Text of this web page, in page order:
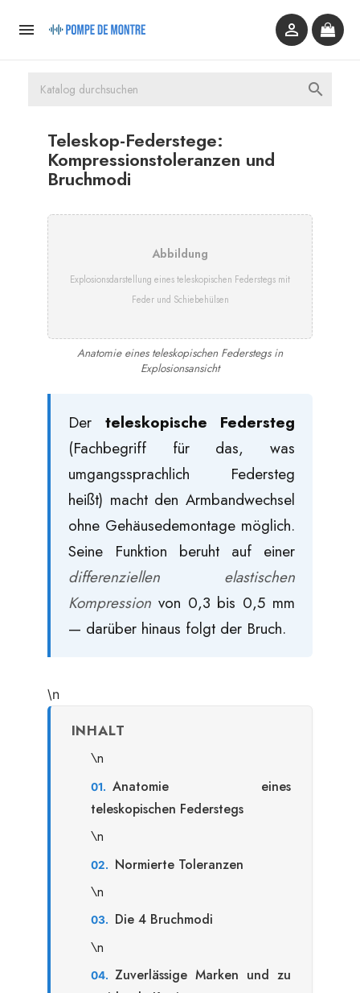
 

Teleskop-Federstege:
Kompressionstoleranzen und
Bruchmodi
Abbildung
Explosionsdarstellung eines teleskopischen Federstegs mit
Feder und Schiebehülsen
Anatomie eines teleskopischen Federstegs in
Explosionsansicht
Der teleskopische Federsteg
(Fachbegriff für das, was
umgangssprachlich Federsteg
heißt) macht den Armbandwechsel
ohne Gehäusedemontage möglich.
Seine Funktion beruht auf einer
differenziellen elastischen
Kompression von 0,3 bis 0,5 mm
— darüber hinaus folgt der Bruch.
\n
INHALT
\n
Anatomie eines
teleskopischen Federstegs
\n
Normierte Toleranzen
\n
Die 4 Bruchmodi
\n
Zuverlässige Marken und zu